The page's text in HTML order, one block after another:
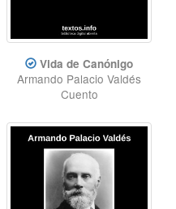
Vida de Canónigo
Armando Palacio Valdés
Cuento